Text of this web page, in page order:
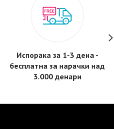
Испорака за 1-3 дена -
бесплатнa за нарачки над
3.000 денари